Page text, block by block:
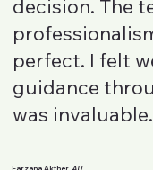
decision. The
perfect. I felt
guidance
was
Farzana Akther, AU